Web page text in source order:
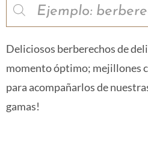
Deliciosos berberechos de
momento óptimo; mejillones
para acompañarlos de
gamas!